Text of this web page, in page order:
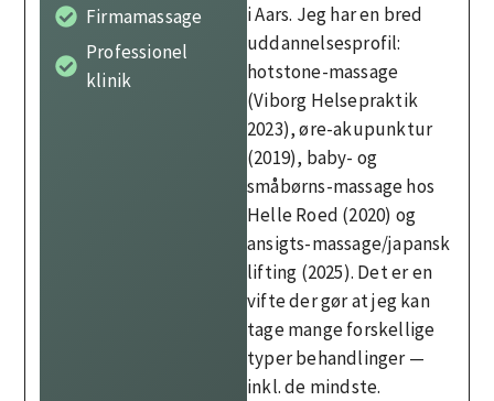
Firmamassage
Professionel
klinik
i Aars. Jeg har en bred
uddannelsesprofil:
hotstone-massage
(Viborg Helsepraktik
2023), øre-akupunktur
(2019), baby- og
småbørns-massage hos
Helle Roed (2020) og
ansigts-massage/japansk
lifting (2025). Det er en
vifte der gør at jeg kan
tage mange forskellige
typer behandlinger —
inkl. de mindste.